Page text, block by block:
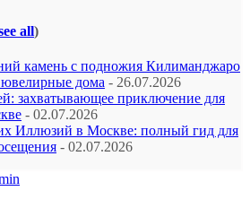
all)
камень с подножия Килиманджаро
дома - 26.07.2026
захватывающее приключение для
- 02.07.2026
Иллюзий в Москве: полный гид для
- 02.07.2026